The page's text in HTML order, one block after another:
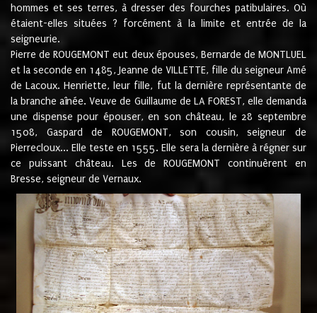
hommes et ses terres, à dresser des fourches patibulaires. Où
étaient-elles situées ? forcément à la limite et entrée de la
seigneurie.
Pierre de ROUGEMONT eut deux épouses, Bernarde de MONTLUEL
et la seconde en 1485, Jeanne de VILLETTE, fille du seigneur Amé
de Lacoux. Henriette, leur fille, fut la dernière représentante de
la branche aînée. Veuve de Guillaume de LA FOREST, elle demanda
une dispense pour épouser, en son château, le 28 septembre
1508, Gaspard de ROUGEMONT, son cousin, seigneur de
Pierrecloux... Elle teste en 1555. Elle sera la dernière à régner sur
ce puissant château. Les de ROUGEMONT continuèrent en
Bresse, seigneur de Vernaux.